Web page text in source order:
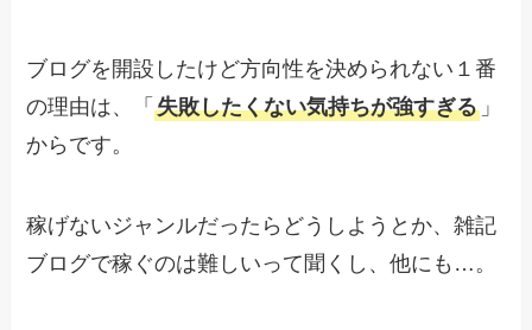
ブログを開設したけど方向性を決められない１番
の理由は、「失敗したくない気持ちが強すぎる 」
からです。
稼げないジャンルだったらどうしようとか、雑記
ブログで稼ぐのは難しいって聞くし、他にも…。